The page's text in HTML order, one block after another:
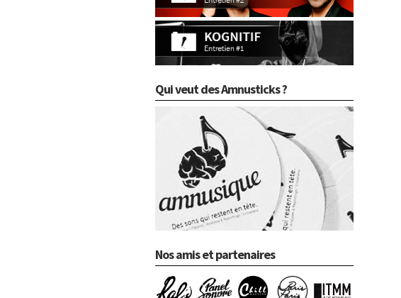
Qui veut des Amnusticks ?
Nos amis et partenaires